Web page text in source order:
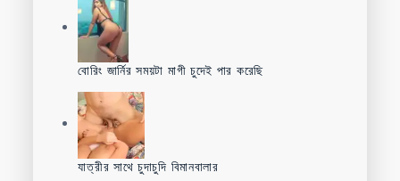
বোরিং জার্নির সময়টা মাগী চুদেই পার করেছি
যাত্রীর সাথে চুদাচুদি বিমানবালার